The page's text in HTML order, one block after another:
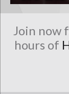
Join now
hours of